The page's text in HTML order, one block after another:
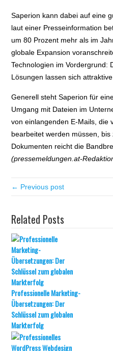
Saperion kann dabei auf eine
laut einer Presseinformation
um 80 Prozent mehr als im
globale Expansion
Technologien im Vordergrund:
Lösungen lassen sich
Generell steht Saperion für
Umgang mit Dateien im
von einlangenden E-Mails, die
bearbeitet werden müssen,
Dokumenten reicht die
(pressemeldungen.at-
← Previous post
Related Posts
Professionelle Marketing-
Übersetzungen: Der
Schlüssel zum globalen
Markterfolg